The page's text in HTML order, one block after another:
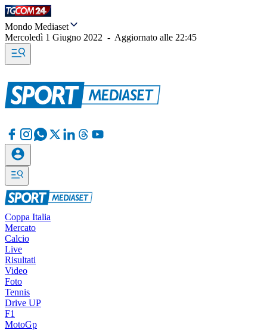
Mondo Mediaset
Mercoledì 1 Giugno 2022 - Aggiornato alle 22:45
Coppa Italia
Mercato
Calcio
Live
Risultati
Video
Foto
Tennis
Drive UP
F1
MotoGp